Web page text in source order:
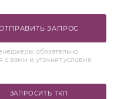
ЗАПРОС
обязательно
с вами и уточнят условия
ЗАПРОСИТЬ ТКП